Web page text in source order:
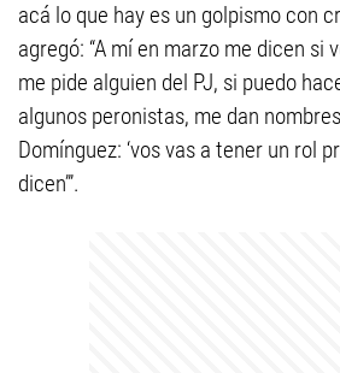
acá lo que hay es un golpismo con
agregó: “A mí en marzo me dicen si
me pide alguien del PJ, si puedo
algunos peronistas, me dan
Domínguez: ‘vos vas a tener un rol
dicen’”.